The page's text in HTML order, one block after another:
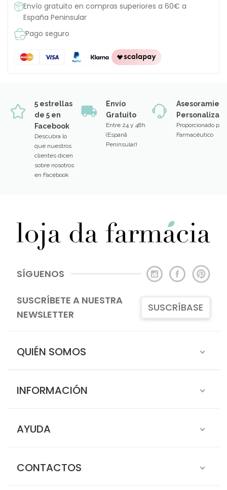
Envío gratuito en compras superiores a 60€ a
España Peninsular
Pago seguro
5 estrellas
de 5 en
Facebook
Descubra lo
que nuestros
clientes dicen
sobre nosotros
en Facebook
Envío
Gratuito
Entre 24 y 48h
(Espanã
Peninsular)
Proporcionado por
Farmacéutico
SÍGUENOS
SUSCRÍBETE A NUESTRA
NEWSLETTER
SUSCRÍBASE
QUIÉN SOMOS
INFORMACIÓN
AYUDA
CONTACTOS